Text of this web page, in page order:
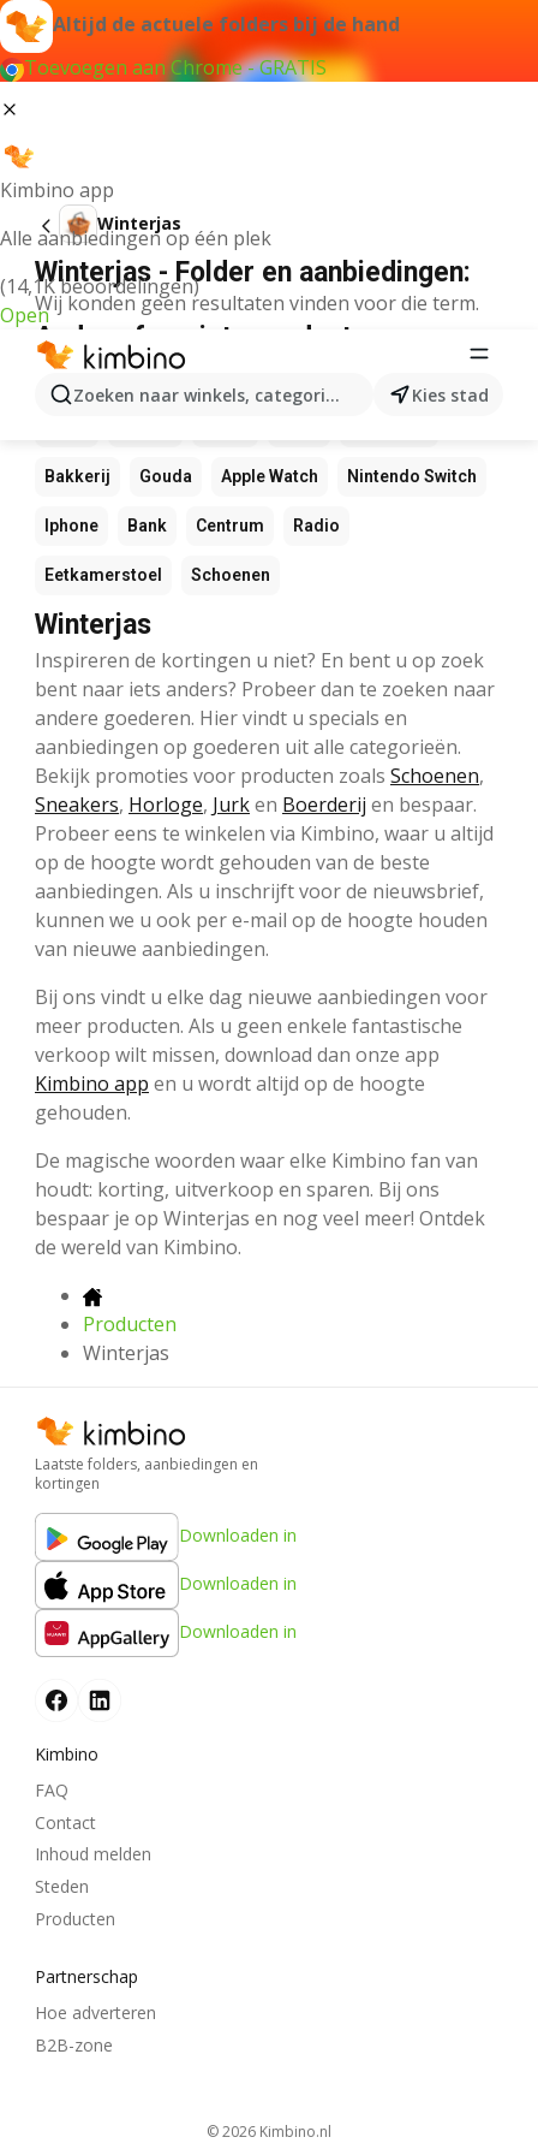
Altijd de actuele folders bij de hand
Toevoegen aan Chrome - GRATIS
Kimbino app
Alle aanbiedingen op één plek
(14,1K beoordelingen)
Open
Zoeken naar winkels, categorieën, producten...
Kies stad
Winterjas
Winterjas - Folder en aanbiedingen:
Wij konden geen resultaten vinden voor die term.
Andere favoriete producten
Bakkerij Gouda Apple Watch Nintendo Switch
Iphone Bank Centrum Radio
Eetkamerstoel Schoenen
Winterjas
Inspireren de kortingen u niet? En bent u op zoek
bent naar iets anders? Probeer dan te zoeken naar
andere goederen. Hier vindt u specials en
aanbiedingen op goederen uit alle categorieën.
Bekijk promoties voor producten zoals Schoenen,
Sneakers, Horloge, Jurken Boerderij en bespaar.
Probeer eens te winkelen via Kimbino, waar u altijd
op de hoogte wordt gehouden van de beste
aanbiedingen. Als u inschrijft voor de nieuwsbrief,
kunnen we u ook per e-mail op de hoogte houden
van nieuwe aanbiedingen.
Bij ons vindt u elke dag nieuwe aanbiedingen voor
meer producten. Als u geen enkele fantastische
verkoop wilt missen, download dan onze app
Kimbino app en u wordt altijd op de hoogte
gehouden.
De magische woorden waar elke Kimbino fan van
houdt: korting, uitverkoop en sparen. Bij ons
bespaar je op Winterjas en nog veel meer! Ontdek
de wereld van Kimbino.
Producten
Winterjas
Laatste folders, aanbiedingen en
kortingen
Downloaden in
Downloaden in
Downloaden in
Kimbino
FAQ
Contact
Inhoud melden
Steden
Producten
Partnerschap
Hoe adverteren
B2B-zone
© 2026
kimbino.nl